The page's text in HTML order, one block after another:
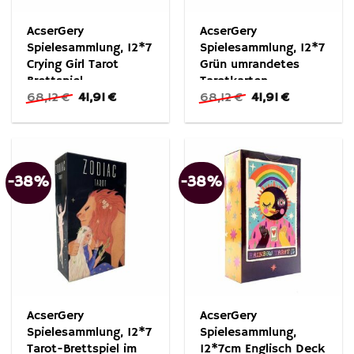
AcserGery
Spielesammlung, 12*7
Crying Girl Tarot
Brettspiel
68,12€ Ursprünglicher
war:
41,91€
ist:
AcserGery
Spielesammlung, 12*7
Grün umrandetes
Tarotkarten-
Unterhaltungs-
68,12€ Ursprünglicher
war:
41,91€
ist:
-38%
AcserGery
Spielesammlung, 12*7
Tarot-Brettspiel im
-38%
AcserGery
Spielesammlung,
12*7cm Englisch Deck